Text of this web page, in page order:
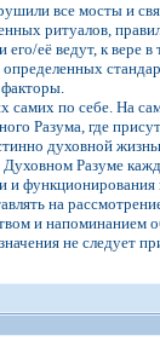
все мосты и
ритуалов,
её ведут, к
факторы.
самих по себе. На
Разума, где
духовной
Разуме
на
и напоминанием
не следует